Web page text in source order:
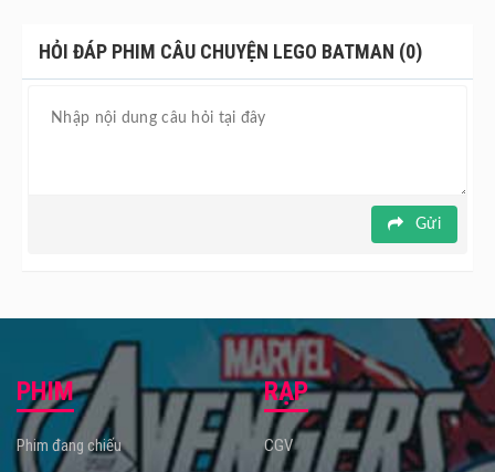
HỎI ĐÁP PHIM CÂU CHUYỆN LEGO BATMAN (0)
Gửi
PHIM
Phim đang chiếu
RẠP
CGV